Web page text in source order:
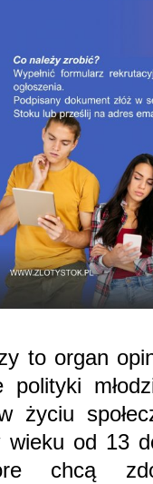
to organ
polityki
życiu
od 13
chcą